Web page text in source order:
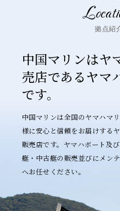
拠点紹
中国マリンはヤ
売店であるヤマ
です。
中国マリンは全国のヤマハマ
様に安心と信頼をお届けする
販売店です。ヤマハボート及
艇・中古艇の販売並びにメン
へお任せください。